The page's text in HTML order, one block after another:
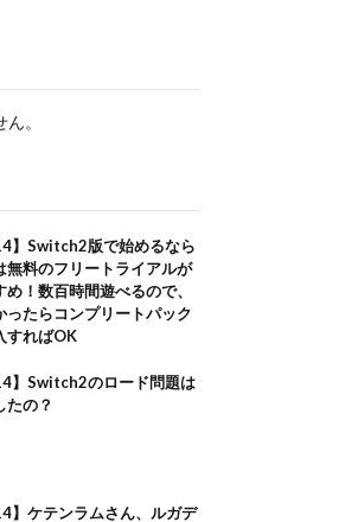
。
】Switch2版で始めるなら
無料のフリートライアルが
め！数百時間遊べるので、
ったらコンプリートパック
すればOK
】Switch2のロード問題は
たの？
】ケテンラムさん、ルガデ